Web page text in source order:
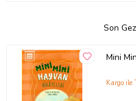
Son
Mini
Kargo ile